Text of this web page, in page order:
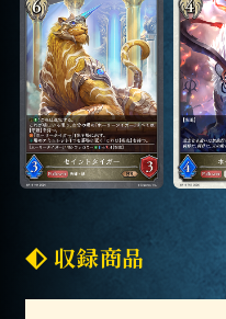
収録商品